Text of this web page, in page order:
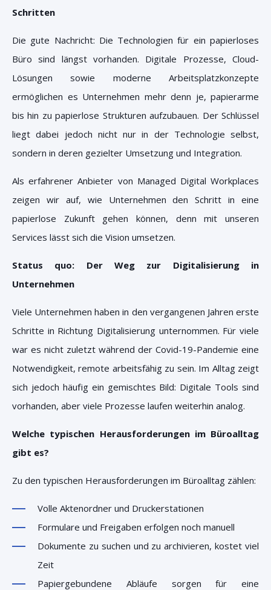
Schritten
Die gute Nachricht: Die Technologien für ein papierloses
Büro sind längst vorhanden. Digitale Prozesse, Cloud-
Lösungen sowie moderne Arbeitsplatzkonzepte
ermöglichen es Unternehmen mehr denn je, papierarme
bis hin zu papierlose Strukturen aufzubauen. Der Schlüssel
liegt dabei jedoch nicht nur in der Technologie selbst,
sondern in deren gezielter Umsetzung und Integration.
Als erfahrener Anbieter von Managed Digital Workplaces
zeigen wir auf, wie Unternehmen den Schritt in eine
papierlose Zukunft gehen können, denn mit unseren
Services lässt sich die Vision umsetzen.
Status quo: Der Weg zur Digitalisierung in
Unternehmen
Viele Unternehmen haben in den vergangenen Jahren erste
Schritte in Richtung Digitalisierung unternommen. Für viele
war es nicht zuletzt während der Covid-19-Pandemie eine
Notwendigkeit, remote arbeitsfähig zu sein. Im Alltag zeigt
sich jedoch häufig ein gemischtes Bild: Digitale Tools sind
vorhanden, aber viele Prozesse laufen weiterhin analog.
Welche typischen Herausforderungen im Büroalltag
gibt es?
Zu den typischen Herausforderungen im Büroalltag zählen:
Volle Aktenordner und Druckerstationen
Formulare und Freigaben erfolgen noch manuell
Dokumente zu suchen und zu archivieren, kostet viel
Zeit
Papiergebundene Abläufe sorgen für eine